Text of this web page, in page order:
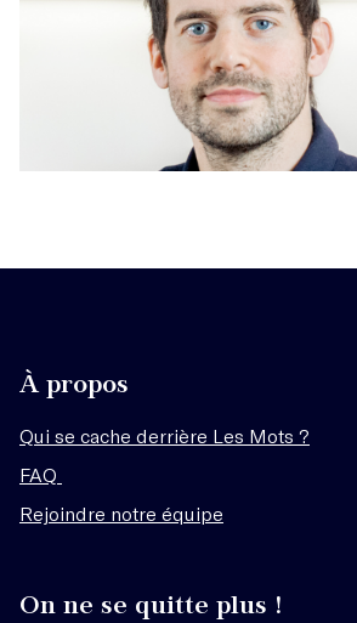
À propos
Qui se cache derrière Les Mots ?
FAQ
Rejoindre notre équipe
On ne se quitte plus !